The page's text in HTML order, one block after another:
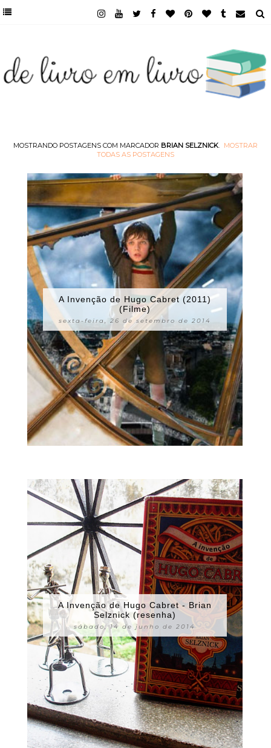
MOSTRANDO POSTAGENS COM MARCADOR BRIAN SELZNICK.
MOSTRAR
TODAS AS POSTAGENS
A Invenção de Hugo Cabret (2011)
(Filme)
sexta-feira, 26 de setembro de 2014
A Invenção de Hugo Cabret - Brian
Selznick (resenha)
sábado, 14 de junho de 2014